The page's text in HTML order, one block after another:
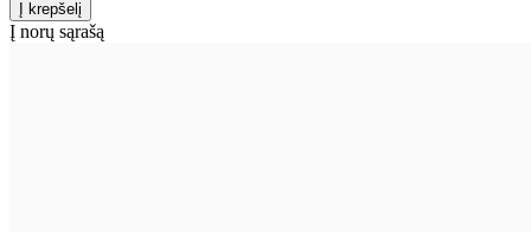
Į norų sąrašą